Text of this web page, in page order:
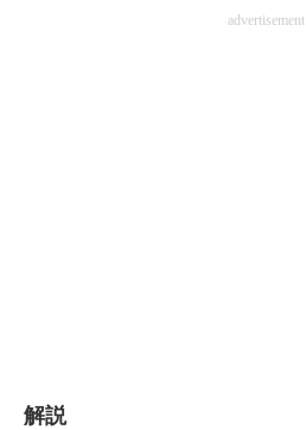
モノづくり技術者専門サイト
advertisement
解説